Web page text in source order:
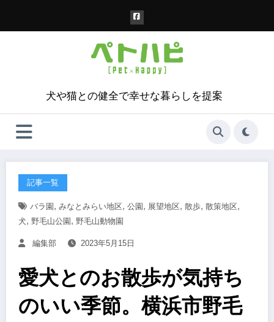
犬や猫との健全で幸せな暮らしを提案
記事一覧
バラ園 , みなとみらい地区, 公園 , 展望地区, 散歩, 散策地区,
犬, 野毛山公園 , 野毛山動物園
編集部 2023年5月15日
愛犬とのお散歩が気持ち
のいい季節。横浜市野毛